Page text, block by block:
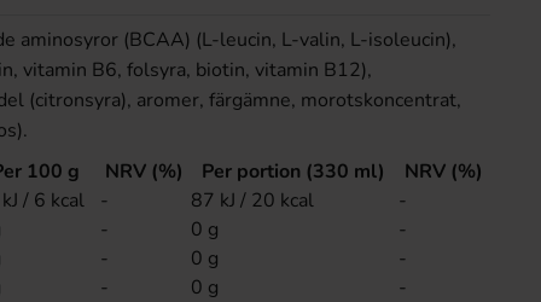
aminosyror (BCAA) (L-leucin, L-valin, L-isoleucin),
vitamin B6, folsyra, biotin, vitamin B12),
(citronsyra), aromer, färgämne, morotskoncentrat,
100 g NRV (%) Per portion (330 ml)
NRV (%)
/ 6 kcal - 87 kJ / 20 kcal
-
- 0 g
-
- 0 g
-
- 0 g
-